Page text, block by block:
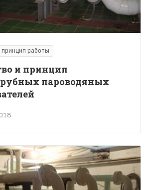
принцип работы
и принцип
пароводяных